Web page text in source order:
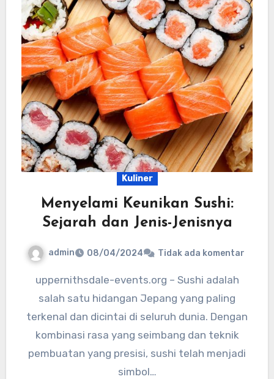
Kuliner
Menyelami Keunikan Sushi:
Sejarah dan Jenis-Jenisnya
admin 08/04/2024 Tidak ada komentar
uppernithsdale-events.org – Sushi adalah
salah satu hidangan Jepang yang paling
terkenal dan dicintai di seluruh dunia. Dengan
kombinasi rasa yang seimbang dan teknik
pembuatan yang presisi, sushi telah menjadi
simbol…